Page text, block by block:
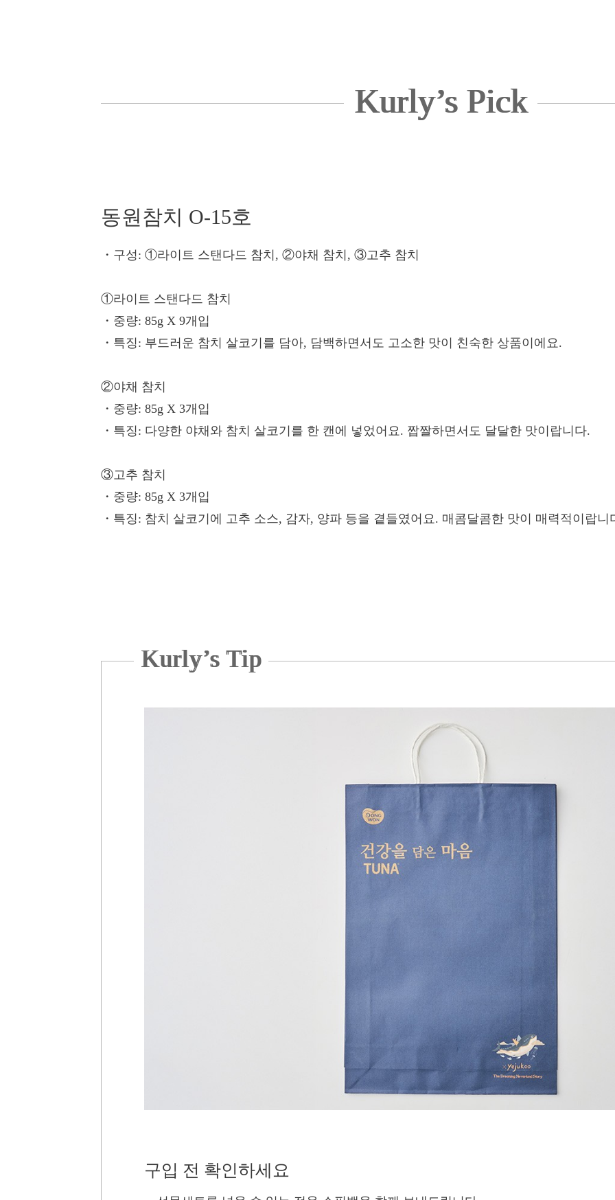
Kurly’s Pick
동원참치 O-15호
・구성: ①라이트 스탠다드 참치, ②야채 참치, ③고추 참치
①라이트 스탠다드 참치
・중량: 85g X 9개입
・특징: 부드러운 참치 살코기를 담아, 담백하면서도 고소한 맛이 친숙한 상품이에요.
②야채 참치
・중량: 85g X 3개입
・특징: 다양한 야채와 참치 살코기를 한 캔에 넣었어요. 짭짤하면서도 달달한 맛이랍니다.
③고추 참치
・중량: 85g X 3개입
・특징: 참치 살코기에 고추 소스, 감자, 양파 등을 곁들였어요. 매콤달콤한 맛이 매력적이랍니
Kurly’s Tip
구입 전 확인하세요